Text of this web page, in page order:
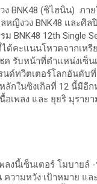
BNK48 (ชิไฮนิน) ภา
ญิงวง BNK48 และศิล
BNK48 12th Single
ด้คะแนนโหวตจากเหรี
รับหน้าที่ตำแหน่งเซ็นเ
ด์ทวิตเตอร์โลกอันดับ
ลักในซิงเกิลที่ 12 นี้มีอี
อเพลง และ ยุยริ มุราย
นี้เซ็นเตอร์ โมบายล์
ามหวัง เป้าหมาย แล